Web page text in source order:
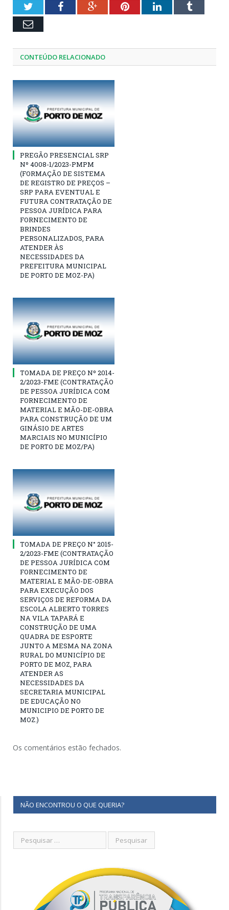
TwitterFacebookGoogle+PinterestLinkedInTumblr
Email
CONTEÚDO RELACIONADO
PREGÃO PRESENCIAL SRP
Nº 4008-1/2023-PMPM
(FORMAÇÃO DE SISTEMA
DE REGISTRO DE PREÇOS –
SRP PARA EVENTUAL E
FUTURA CONTRATAÇÃO DE
PESSOA JURÍDICA PARA
FORNECIMENTO DE
BRINDES
PERSONALIZADOS, PARA
ATENDER ÀS
NECESSIDADES DA
PREFEITURA MUNICIPAL
DE PORTO DE MOZ-PA)
TOMADA DE PREÇO Nº 2014-
2/2023-FME (CONTRATAÇÃO
DE PESSOA JURÍDICA COM
FORNECIMENTO DE
MATERIAL E MÃO-DE-OBRA
PARA CONSTRUÇÃO DE UM
GINÁSIO DE ARTES
MARCIAIS NO MUNICÍPIO
DE PORTO DE MOZ/PA)
TOMADA DE PREÇO N° 2015-
2/2023-FME (CONTRATAÇÃO
DE PESSOA JURÍDICA COM
FORNECIMENTO DE
MATERIAL E MÃO-DE-OBRA
PARA EXECUÇÃO DOS
SERVIÇOS DE REFORMA DA
ESCOLA ALBERTO TORRES
NA VILA TAPARÁ E
CONSTRUÇÃO DE UMA
QUADRA DE ESPORTE
JUNTO A MESMA NA ZONA
RURAL DO MUNICÍPIO DE
PORTO DE MOZ, PARA
ATENDER AS
NECESSIDADES DA
SECRETARIA MUNICIPAL
DE EDUCAÇÃO NO
MUNICIPIO DE PORTO DE
MOZ.)
Os comentários estão fechados.
NÃO ENCONTROU O QUE QUERIA?